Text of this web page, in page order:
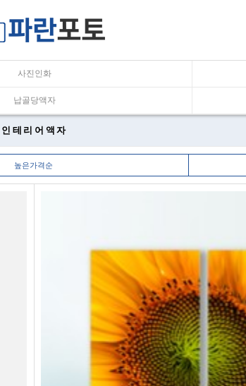
사진인화
납골당액자
인테리어액자
높은가격순